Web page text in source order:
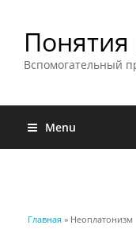
Понятия
Вспомогательный
Menu
Вы здесь
Главная » Неоплатонизм